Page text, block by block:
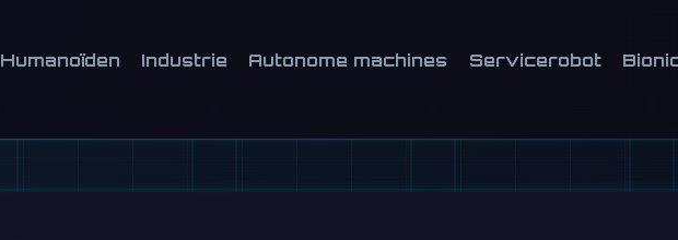
Humanoïden Industrie Autonome machines Servicerobot